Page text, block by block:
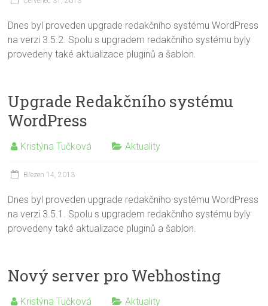
Dnes byl proveden upgrade redakčního systému WordPress
na verzi 3.5.2. Spolu s upgradem redakčního systému byly
provedeny také aktualizace pluginů a šablon.
Upgrade Redakčního systému
WordPress
Kristýna Tučková Aktuality
Březen 14, 2013
Dnes byl proveden upgrade redakčního systému WordPress
na verzi 3.5.1. Spolu s upgradem redakčního systému byly
provedeny také aktualizace pluginů a šablon.
Nový server pro Webhosting
Kristýna Tučková Aktuality